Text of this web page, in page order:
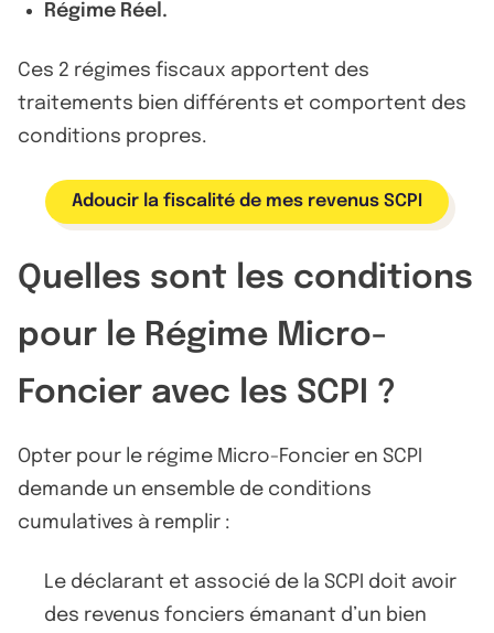
Régime Réel.
Ces 2 régimes fiscaux apportent des
traitements bien différents et comportent des
conditions propres.
Adoucir la fiscalité de mes revenus SCPI
Quelles sont les conditions
pour le Régime Micro-
Foncier avec les SCPI ?
Opter pour le régime Micro-Foncier en SCPI
demande un ensemble de conditions
cumulatives à remplir :
Le déclarant et associé de la SCPI doit avoir
des revenus fonciers émanant d’un bien